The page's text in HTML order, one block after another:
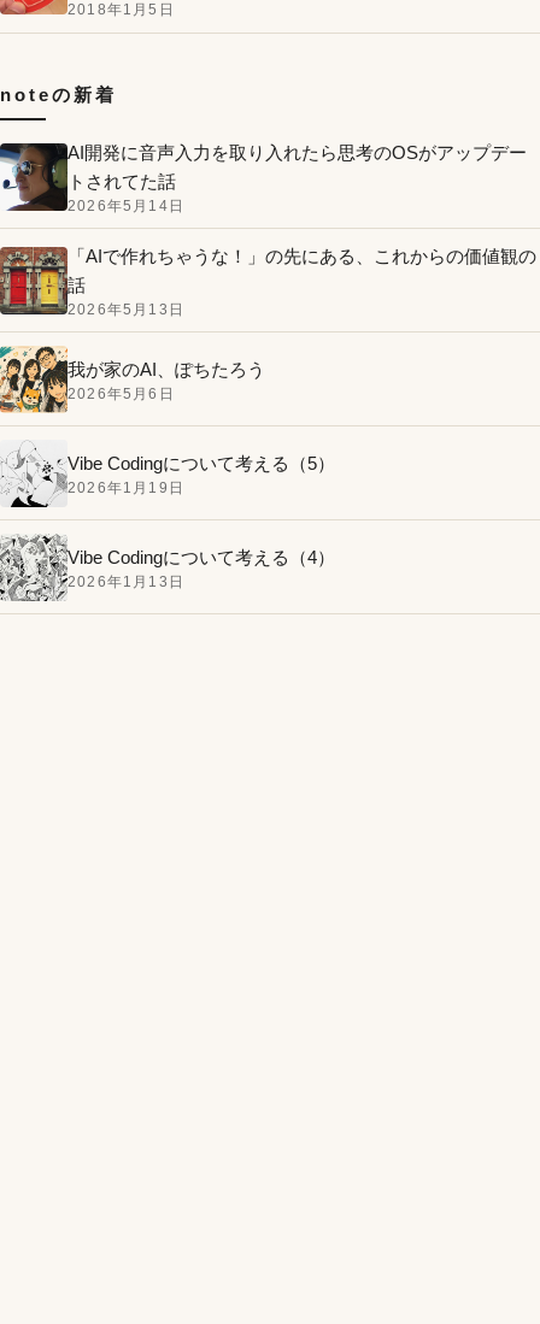
2018年1月5日
noteの新着
AI開発に音声入力を取り入れたら思考のOSがアップデー
トされてた話
2026年5月14日
「AIで作れちゃうな！」の先にある、これからの価値観の
話
2026年5月13日
我が家のAI、ぽちたろう
2026年5月6日
Vibe Codingについて考える（5）
2026年1月19日
Vibe Codingについて考える（4）
2026年1月13日